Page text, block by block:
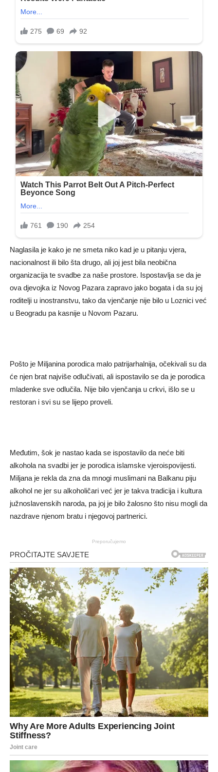
Naglasila je kako je ne smeta niko kad je u pitanju vjera,
nacionalnost ili bilo šta drugo, ali joj jest bila neobična
organizacija te svadbe za naše prostore. Ispostavlja se da je
ova djevojka iz Novog Pazara zapravo jako bogata i da su joj
roditelji u inostranstvu, tako da vjenčanje nije bilo u Loznici već
u Beogradu pa kasnije u Novom Pazaru.
Pošto je Miljanina porodica malo patrijarhalnija, očekivali su da
će njen brat najviše odlučivati, ali ispostavilo se da je porodica
mladenke sve odlučila. Nije bilo vjenčanja u crkvi, išlo se u
restoran i svi su se lijepo proveli.
Međutim, šok je nastao kada se ispostavilo da neće biti
alkohola na svadbi jer je porodica islamske vjeroispovijesti.
Miljana je rekla da zna da mnogi muslimani na Balkanu piju
alkohol ne jer su alkoholičari već jer je takva tradicija i kultura
južnoslavenskih naroda, pa joj je bilo žalosno što nisu mogli da
nazdrave njenom bratu i njegovoj partnerici.
Preporučujemo